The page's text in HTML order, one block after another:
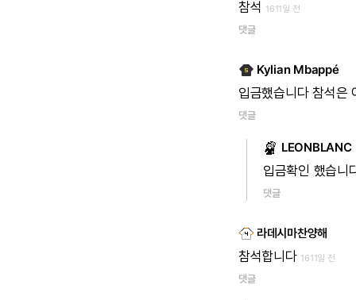
참석 1611일 전
댓글
Kylian Mbappé
입금했습니다 참석은
댓글
LEONBLANC
입금확인 했습니
댓글
라데시마찬양해
참석합니다 1611일 전
댓글